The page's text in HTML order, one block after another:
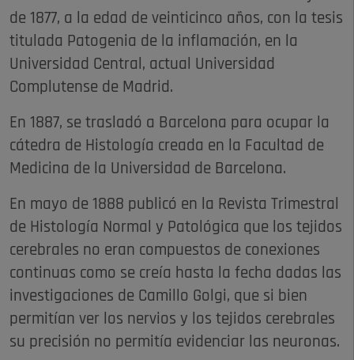
de 1877, a la edad de veinticinco años, con la tesis
titulada Patogenia de la inflamación, en la
Universidad Central, actual Universidad
Complutense de Madrid.​
En 1887, se trasladó a Barcelona para ocupar la
cátedra de Histología creada en la Facultad de
Medicina de la Universidad de Barcelona.
​En mayo de 1888 publicó en la Revista Trimestral
de Histología Normal y Patológica que los tejidos
cerebrales no eran compuestos de conexiones
continuas como se creía hasta la fecha dadas las
investigaciones de Camillo Golgi, que si bien
permitían ver los nervios y los tejidos cerebrales
su precisión no permitía evidenciar las neuronas.​